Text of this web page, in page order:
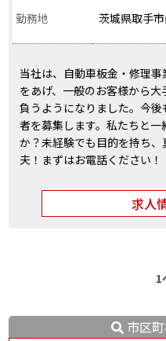
勤務地 茨城県取手
当社は、自動車板金・修理
をあげ、一般のお客様から
負うようになりました。今
者を募集します。私たちと
か？未経験でも目的を持ち
夫！まずはお電話ください！
求人
1
市区